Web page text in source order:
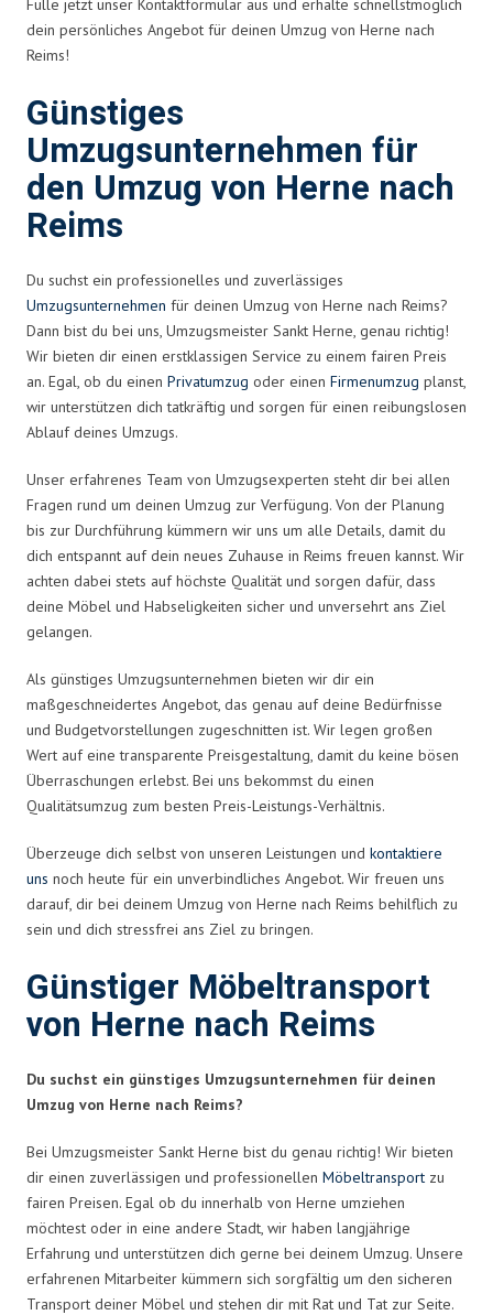
Fülle jetzt unser Kontaktformular aus und erhalte schnellstmöglich
dein persönliches Angebot für deinen Umzug von Herne nach
Reims!
Günstiges
Umzugsunternehmen für
den Umzug von Herne nach
Reims
Du suchst ein professionelles und zuverlässiges
Umzugsunternehmen für deinen Umzug von Herne nach Reims?
Dann bist du bei uns, Umzugsmeister Sankt Herne, genau richtig!
Wir bieten dir einen erstklassigen Service zu einem fairen Preis
an. Egal, ob du einen Privatumzug oder einen Firmenumzug planst,
wir unterstützen dich tatkräftig und sorgen für einen reibungslosen
Ablauf deines Umzugs.
Unser erfahrenes Team von Umzugsexperten steht dir bei allen
Fragen rund um deinen Umzug zur Verfügung. Von der Planung
bis zur Durchführung kümmern wir uns um alle Details, damit du
dich entspannt auf dein neues Zuhause in Reims freuen kannst. Wir
achten dabei stets auf höchste Qualität und sorgen dafür, dass
deine Möbel und Habseligkeiten sicher und unversehrt ans Ziel
gelangen.
Als günstiges Umzugsunternehmen bieten wir dir ein
maßgeschneidertes Angebot, das genau auf deine Bedürfnisse
und Budgetvorstellungen zugeschnitten ist. Wir legen großen
Wert auf eine transparente Preisgestaltung, damit du keine bösen
Überraschungen erlebst. Bei uns bekommst du einen
Qualitätsumzug zum besten Preis-Leistungs-Verhältnis.
Überzeuge dich selbst von unseren Leistungen und kontaktiere
uns noch heute für ein unverbindliches Angebot. Wir freuen uns
darauf, dir bei deinem Umzug von Herne nach Reims behilflich zu
sein und dich stressfrei ans Ziel zu bringen.
Günstiger Möbeltransport
von Herne nach Reims
Du suchst ein günstiges Umzugsunternehmen für deinen
Umzug von Herne nach Reims?
Bei Umzugsmeister Sankt Herne bist du genau richtig! Wir bieten
dir einen zuverlässigen und professionellen Möbeltransport zu
fairen Preisen. Egal ob du innerhalb von Herne umziehen
möchtest oder in eine andere Stadt, wir haben langjährige
Erfahrung und unterstützen dich gerne bei deinem Umzug. Unsere
erfahrenen Mitarbeiter kümmern sich sorgfältig um den sicheren
Transport deiner Möbel und stehen dir mit Rat und Tat zur Seite.